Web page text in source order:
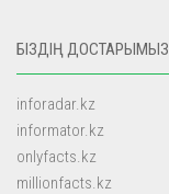
БІЗДІҢ ДОСТАРЫМЫЗ
inforadar.kz
informator.kz
onlyfacts.kz
millionfacts.kz